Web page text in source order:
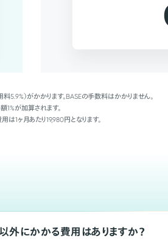
）がかかります。BASEの手数料はかかりません。
が加算されます。
は1ヶ月あたり19,980円となります。
外にかかる費用はありますか？